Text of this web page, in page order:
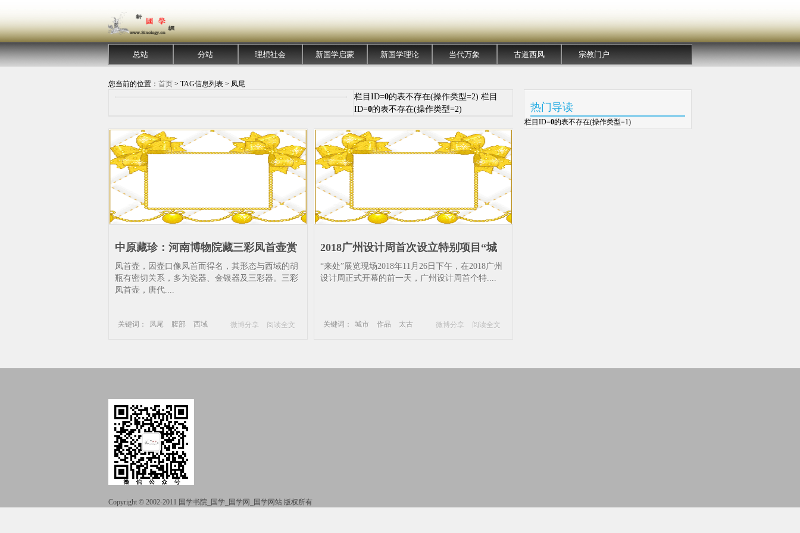
总站 分站 理想社会 新国学启蒙 新国学理论 当代万象 古道西风 宗教门户
您当前的位置： 首页 > TAG信息列表 > 凤尾
栏目ID=0的表不存在(操作类型=2) 栏目
ID=0的表不存在(操作类型=2) 热门导读
栏目ID=0的表不存在(操作类型=1)
中原藏珍：河南博物院藏三彩凤首壶赏
析_河南博物院-唐三彩-壶-凤尾-腹部-西
域
凤首壶，因壶口像凤首而得名，其形态与西域的胡
瓶有密切关系，多为瓷器、金银器及三彩器。三彩
凤首壶，唐代....
关键词： 凤尾 腹部
西域
微博分享 阅读全文
2018广州设计周首次设立特别项目“城
市艺向”：打破边界_为广州发声_当代
设计-广州设计周-城市-作品-太古
​“来处”展览现场2018年11月26日下午，在2018广州
设计周正式开幕的前一天，广州设计周首个特....
关键词： 城市 作品
太古
微博分享 阅读全文
Copyright © 2002-2011 国学书院_国学_国学网_国学网站 版权所有